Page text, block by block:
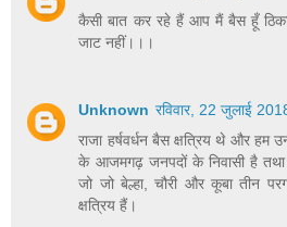
कैसी बात कर रहे हैं आप मैं बैस हूँ
जाट नहीं।।।
Unknown रविवार, 22 जुलाई
राजा हर्षवर्धन बैस क्षत्रिय थे और हम
के आजमगढ़ जनपदों के निवासी है तथा
जो जो बेल्हा, चौरी और कूबा तीन
क्षत्रिय हैं।